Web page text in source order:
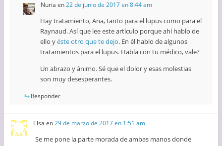
Nuria en22 de junio de 2017 en 8:44 am
Hay tratamiento, Ana, tanto para el lupus como para el
Raynaud. Así que lee este artículo porque ahí hablo de
ello yéste otro que te dejo. En él hablo de algunos
tratamientos para el lupus. Habla con tu médico, vale?
Un abrazo y ánimo. Sé que el dolor y esas molestias
son muy desesperantes.
Responder
Elsa en29 de marzo de 2017 en 1:51 am
Se me pone la parte morada de ambas manos donde